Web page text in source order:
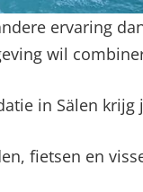
ervaring
wil
in Sälen krijg
fietsen en